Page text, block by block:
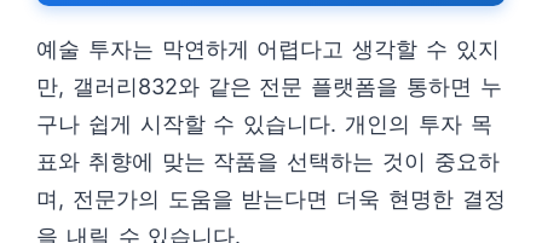
예술 투자는 막연하게 어렵다고 생각할 수 있지
만, 갤러리832와 같은 전문 플랫폼을 통하면 누
구나 쉽게 시작할 수 있습니다. 개인의 투자 목
표와 취향에 맞는 작품을 선택하는 것이 중요하
며, 전문가의 도움을 받는다면 더욱 현명한 결정
을 내릴 수 있습니다.